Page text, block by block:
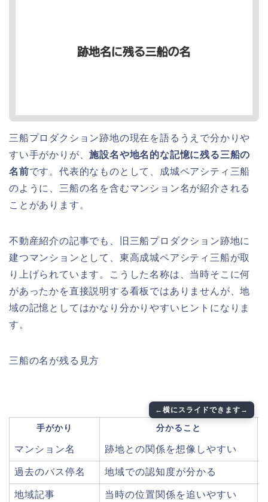
三船プロダクション跡地の現在を語るうえで分かりや
すい手がかりが、施設名や地名的な記憶に残る三船の
名前です。代表的なものとして、成城ペアシティ三船
のように、三船の名を含むマンション名が紹介される
ことがあります。
不動産紹介の記事でも、旧三船プロダクション跡地に
建つマンションとして、東高成城ペアシティ三船が取
り上げられています。こうした名称は、当時そこに何
があったかを直接説明する看板ではありませんが、地
域の記憶としてはかなり分かりやすいヒントになりま
す。
三船の名が残る見方
手がかり 分かること
マンション名 跡地との関係を想像しやすい
過去のバス停名 地域での認知度が分かる
地域記事 当時の位置関係を追いやすい